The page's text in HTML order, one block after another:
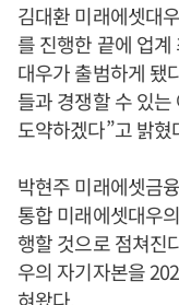
김대환 미래에셋대
를 진행한 끝에 업
대우가 출범하게 됐
들과 경쟁할 수 있
도약하겠다”고 밝혔
박현주 미래에셋금
통합 미래에셋대우
행할 것으로 점쳐진
우의 자기자본을